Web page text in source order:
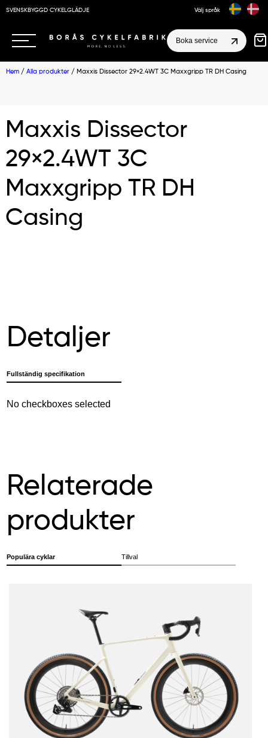
SVENSKBYGGD CYKELGLÄDJE Välj språk
Boka service
Hem / Alla produkter / Maxxis Dissector 29×2.4WT 3C Maxxgripp TR DH Casing
Maxxis Dissector
29×2.4WT 3C
Maxxgripp TR DH
Casing
Detaljer
Fullständig specifikation
No checkboxes selected
Relaterade
produkter
Populära cyklar Tillval